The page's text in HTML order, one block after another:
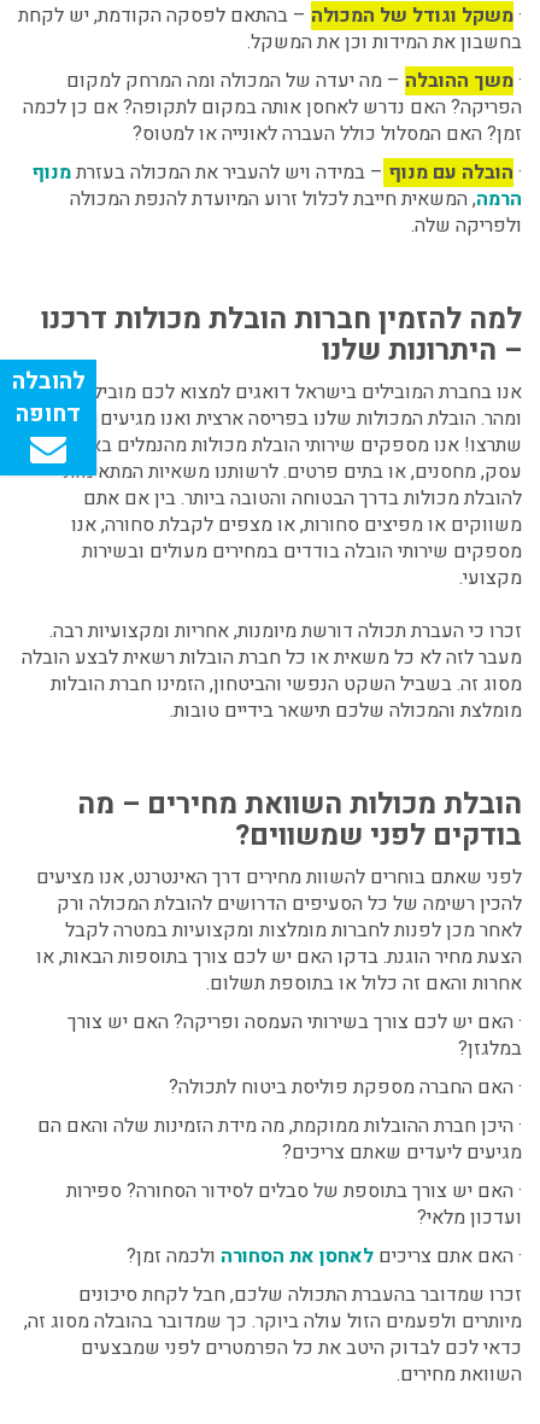
·משקל וגודל של המכולה – בהתאם לפסקה הקודמת, יש לקחת
בחשבון את המידות וכן את המשקל.
·משך ההובלה – מה יעדה של המכולה ומה המרחק למקום
הפריקה? האם נדרש לאחסן אותה במקום לתקופה? אם כן לכמה
זמן? האם המסלול כולל העברה לאונייה או למטוס?
· הובלה עם מנוף – במידה ויש להעביר את המכולה בעזרתמנוף
הרמה, המשאית חייבת לכלול זרוע המיועדת להנפת המכולה
ולפריקה שלה.
למה להזמין חברות הובלת מכולות דרכנו
– היתרונות שלנו
אנו בחברת המובילים בישראל דואגים למצוא לכם מוביל בזול
ומהר. הובלת המכולות שלנו בפריסה ארצית ואנו מגיעים לכל יעד
שתרצו! אנו מספקים שירותי הובלת מכולות מהנמלים בארץ, מבתי
עסק, מחסנים, או בתים פרטים. לרשותנו משאיות המתאימות
להובלת מכולות בדרך הבטוחה והטובה ביותר. בין אם אתם
משווקים או מפיצים סחורות, או מצפים לקבלת סחורה, אנו
מספקים שירותי הובלה בודדים במחירים מעולים ובשירות
מקצועי.
זכרו כי העברת תכולה דורשת מיומנות, אחריות ומקצועיות רבה.
מעבר לזה לא כל משאית או כל חברת הובלות רשאית לבצע הובלה
מסוג זה. בשביל השקט הנפשי והביטחון, הזמינו חברת הובלות
מומלצת והמכולה שלכם תישאר בידיים טובות.
הובלת מכולות השוואת מחירים – מה
בודקים לפני שמשווים?
לפני שאתם בוחרים להשוות מחירים דרך האינטרנט, אנו מציעים
להכין רשימה של כל הסעיפים הדרושים להובלת המכולה ורק
לאחר מכן לפנות לחברות מומלצות ומקצועיות במטרה לקבל
הצעת מחיר הוגנת. בדקו האם יש לכם צורך בתוספות הבאות, או
אחרות והאם זה כלול או בתוספת תשלום.
· האם יש לכם צורך בשירותי העמסה ופריקה? האם יש צורך
במלגזן?
· האם החברה מספקת פוליסת ביטוח לתכולה?
· היכן חברת ההובלות ממוקמת, מה מידת הזמינות שלה והאם הם
מגיעים ליעדים שאתם צריכים?
· האם יש צורך בתוספת של סבלים לסידור הסחורה? ספירות
ועדכון מלאי?
· האם אתם צריכים לאחסן את הסחורה ולכמה זמן?
זכרו שמדובר בהעברת התכולה שלכם, חבל לקחת סיכונים
מיותרים ולפעמים הזול עולה ביוקר. כך שמדובר בהובלה מסוג זה,
כדאי לכם לבדוק היטב את כל הפרמטרים לפני שמבצעים
השוואת מחירים.